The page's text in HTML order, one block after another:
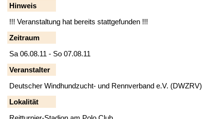
Hinweis
!!! Veranstaltung hat bereits stattgefunden !!!
Zeitraum
Sa 06.08.11 - So 07.08.11
Veranstalter
Deutscher Windhundzucht- und Rennverband e.V. (DWZRV)
Lokalität